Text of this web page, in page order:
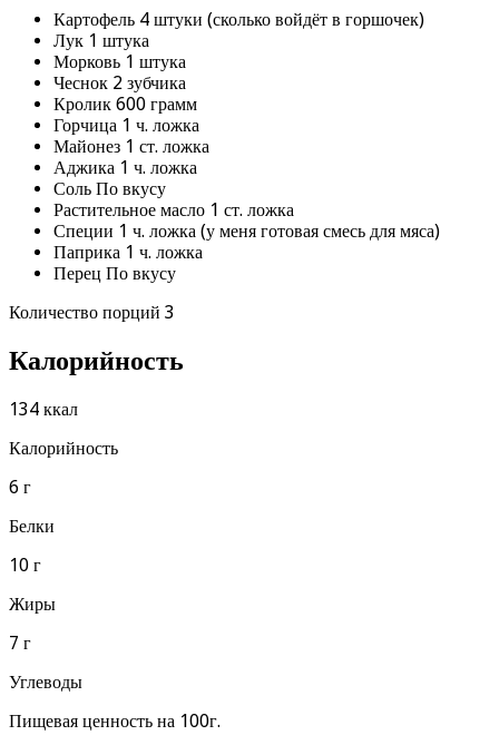
Картофель 4 штуки (сколько войдёт в горшочек)
Лук 1 штука
Морковь 1 штука
Чеснок 2 зубчика
Кролик 600 грамм
Горчица 1 ч. ложка
Майонез 1 ст. ложка
Аджика 1 ч. ложка
Соль По вкусу
Растительное масло 1 ст. ложка
Специи 1 ч. ложка (у меня готовая смесь для мяса)
Паприка 1 ч. ложка
Перец По вкусу
Количество порций 3
Калорийность
134 ккал
Калорийность
6 г
Белки
10 г
Жиры
7 г
Углеводы
Пищевая ценность на 100г.